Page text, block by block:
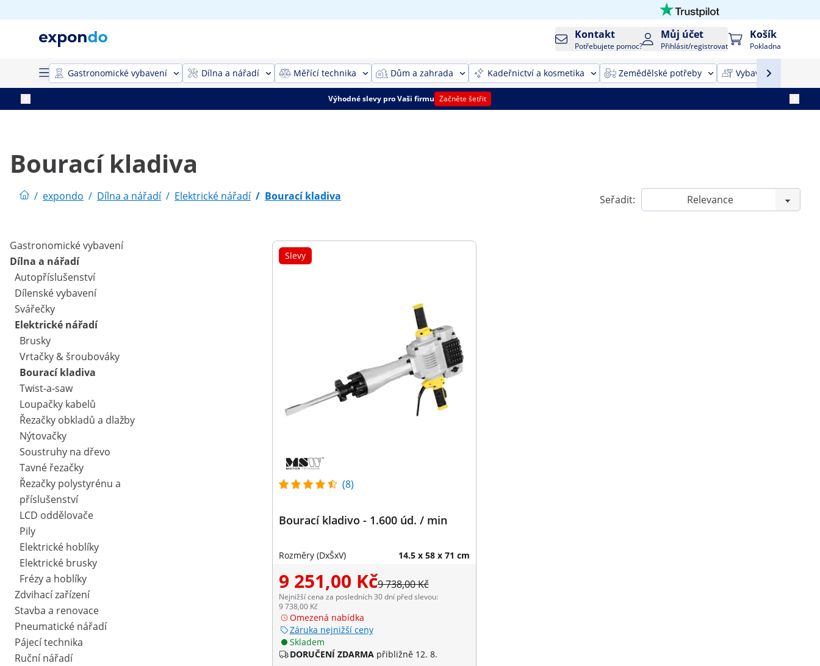
Kontakt
Potřebujete pomoc?
Můj účet
Přihlásit/registrovat
Košík
Pokladna
Gastronomické vybavení Dílna a nářadí Měřící technika Dům a zahrada Kadeřnictví a kosmetika Zemědělské potřeby Vybavení pro úklid
Výhodné slevy pro Vaši firmu Začněte šetřit
Bourací kladiva
/ expondo / Dílna a nářadí / Elektrické nářadí / Bourací kladiva Seřadit:
Gastronomické vybavení
Dílna a nářadí
Autopříslušenství
Dílenské vybavení
Svářečky
Elektrické nářadí
Brusky
Vrtačky & šroubováky
Bourací kladiva
Twist-a-saw
Loupačky kabelů
Řezačky obkladů a dlažby
Nýtovačky
Soustruhy na dřevo
Tavné řezačky
Řezačky polystyrénu a
příslušenství
LCD oddělovače
Pily
Elektrické hoblíky
Elektrické brusky
Frézy a hoblíky
Zdvihací zařízení
Stavba a renovace
Pneumatické nářadí
Pájecí technika
Ruční nářadí
Slevy
(8)
Bourací kladivo - 1.600 úd. / min
Rozměry (DxŠxV) 14.5 x 58 x 71 cm
9 251,00 Kč9 738,00 Kč
Nejnižší cena za posledních 30 dní před slevou:
9 738,00 Kč
Omezená nabídka
Záruka nejnižší ceny
Skladem
DORUČENÍ ZDARMA přibližně 12. 8.